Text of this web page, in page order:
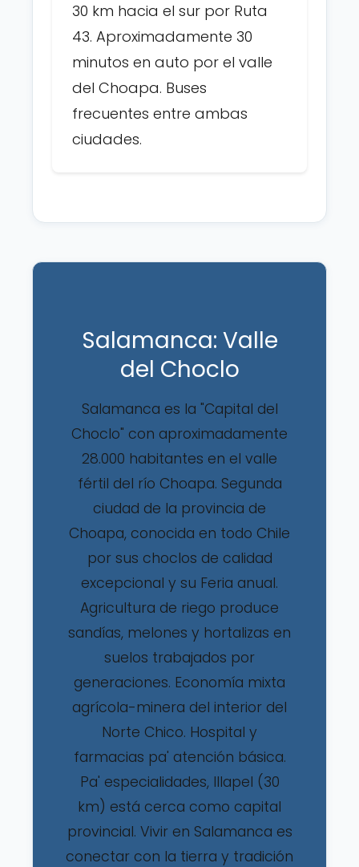
30 km hacia el sur por Ruta
43. Aproximadamente 30
minutos en auto por el valle
del Choapa. Buses
frecuentes entre ambas
ciudades.
Salamanca: Valle
del Choclo
Salamanca es la "Capital del
Choclo" con aproximadamente
28.000 habitantes en el valle
fértil del río Choapa. Segunda
ciudad de la provincia de
Choapa, conocida en todo Chile
por sus choclos de calidad
excepcional y su Feria anual.
Agricultura de riego produce
sandías, melones y hortalizas en
suelos trabajados por
generaciones. Economía mixta
agrícola-minera del interior del
Norte Chico. Hospital y
farmacias pa' atención básica.
Pa' especialidades, Illapel (30
km) está cerca como capital
provincial. Vivir en Salamanca es
conectar con la tierra y tradición